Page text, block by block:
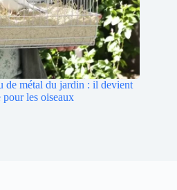
de métal du jardin : il devient
pour les oiseaux